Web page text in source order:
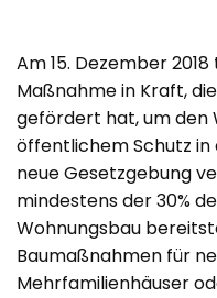
Am 15. Dezember
Maßnahme in Kraft,
gefördert hat, um den
öffentlichem Schutz in
neue Gesetzgebung
mindestens der 30%
Wohnungsbau
Baumaßnahmen für
Mehrfamilienhäuser